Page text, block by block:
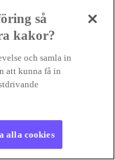
så
kakor?
och samla in
att kunna få in
alla cookies